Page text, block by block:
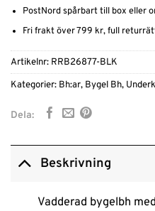
PostNord spårbart till box eller
Fri frakt över 799 kr, full
Artikelnr: RRB26877-BLK
Kategorier: Bh:ar, Bygel Bh,
Dela:
Beskrivning
Vadderad bygelbh